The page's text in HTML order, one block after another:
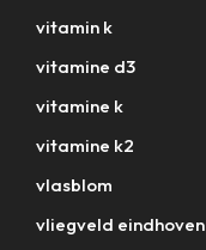
vitamin k
vitamine d3
vitamine k
vitamine k2
vlasblom
vliegveld eindhoven